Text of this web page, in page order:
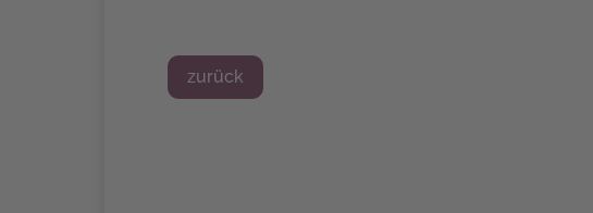
zurück